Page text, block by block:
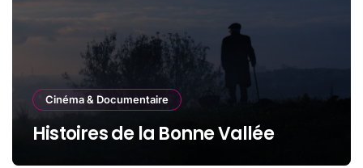
Cinéma & Documentaire
Histoires de la Bonne Vallée